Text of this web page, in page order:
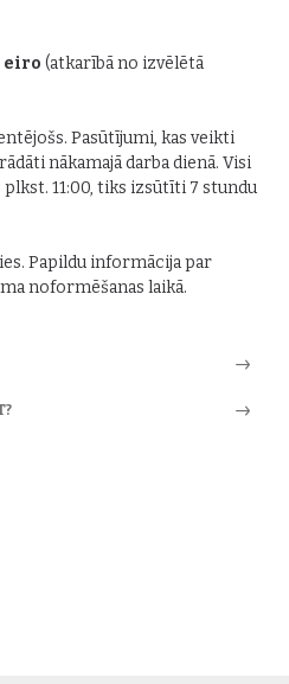
eiro (atkarībā no izvēlētā
Pasūtījumi, kas veikti
nākamajā darba dienā. Visi
11:00, tiks izsūtīti 7 stundu
Papildu informācija par
noformēšanas laikā.